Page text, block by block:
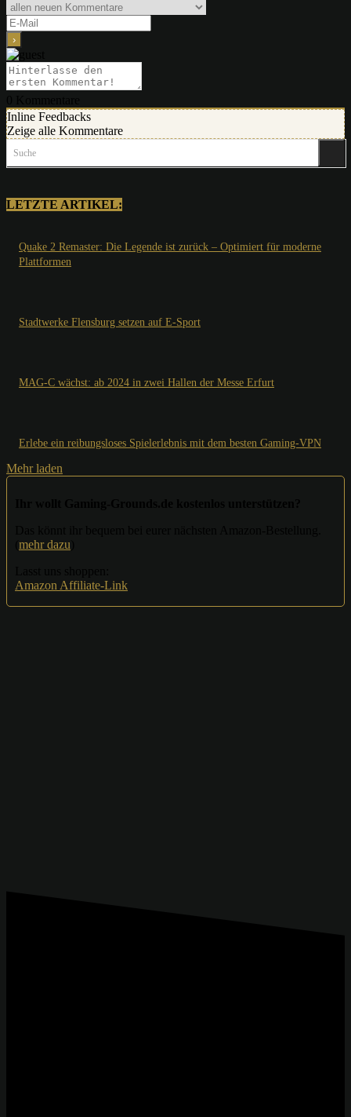
Inline Feedbacks
Zeige alle Kommentare
Suche
LETZTE ARTIKEL:
Quake 2 Remaster: Die Legende ist zurück – Optimiert für moderne
Plattformen
Stadtwerke Flensburg setzen auf E-Sport
MAG-C wächst: ab 2024 in zwei Hallen der Messe Erfurt
Erlebe ein reibungsloses Spielerlebnis mit dem besten Gaming-VPN
Mehr laden
mehr dazu
Amazon Affiliate-Link